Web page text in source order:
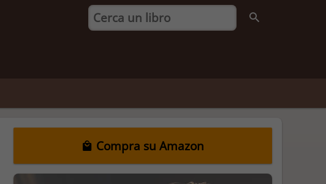
Compra su Amazon